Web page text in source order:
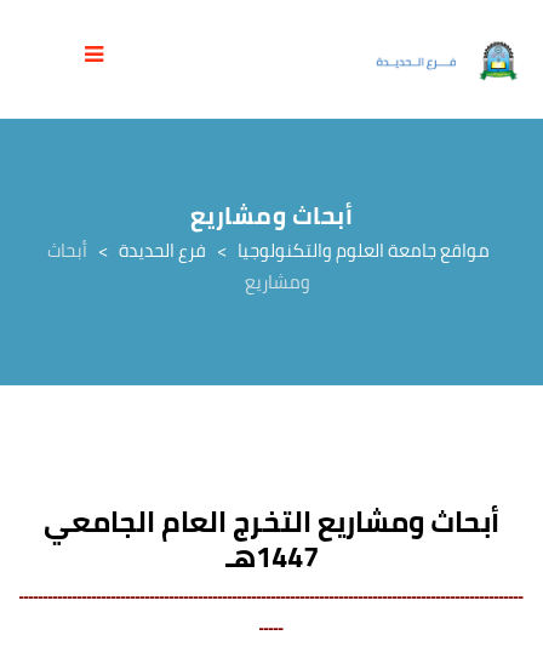
أبحاث ومشاريع
مواقع جامعة العلوم والتكنولوجيا > فرع الحديدة > أبحاث
ومشاريع
أبحاث ومشاريع التخرج العام الجامعي
1447هـ
ــــــــــــــــــــــــــــــــــــــــــــــــــــــــــــــــــــــــــــــــــــــــــــــــــــــــ
ـــــ